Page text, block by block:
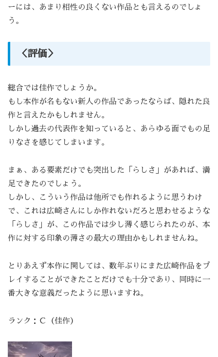
ーには、あまり相性の良くない作品とも言えるのでしょ
う。
＜評価＞
総合では佳作でしょうか。
もし本作が名もない新人の作品であったならば、隠れた良
作と言えたかもしれません。
しかし過去の代表作を知っていると、あらゆる面でもの足
りなさを感じてしまいます。
まぁ、ある要素だけでも突出した「らしさ」があれば、満
足できたのでしょう。
しかし、こういう作品は他所でも作れるように思うわけ
で、これは広崎さんにしか作れないだろと思わせるような
「らしさ」が、この作品では少し薄く感じられたのが、本
作に対する印象の薄さの最大の理由かもしれませんね。
とりあえず本作に関しては、数年ぶりにまた広崎作品をプ
レイすることができたことだけでも十分であり、同時に一
番大きな意義だったように思いますね。
ランク：Ｃ（佳作）